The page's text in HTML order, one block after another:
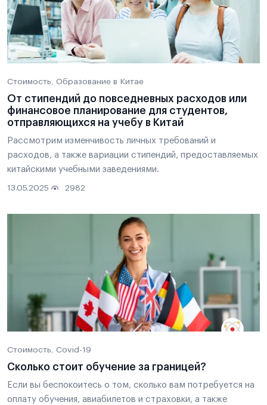
Стоимость Образование в Китае
От стипендий до повседневных расходов или
финансовое планирование для студентов,
отправляющихся на учебу в Китай
Рассмотрим изменчивость личных требований и
расходов, а также вариации стипендий, предоставляемых
китайскими учебными заведениями.
13.05.2025 2982
Стоимость Covid-19
Сколько стоит обучение за границей?
Если вы беспокоитесь о том, сколько вам потребуется на
оплату обучения, авиабилетов и страховки, а также